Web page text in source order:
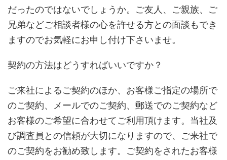
だったのではないでしょうか。ご友人、ご親族、ご
兄弟などご相談者様の心を許せる方との面談もでき
ますのでお気軽にお申し付け下さいませ。
契約の方法はどうすればいいですか？
ご来社によるご契約のほか、お客様ご指定の場所で
のご契約、メールでのご契約、郵送でのご契約など
お客様のご希望に合わせてご利用頂けます。当社及
び調査員との信頼が大切になりますので、ご来社で
のご契約をお勧め致します。ご契約をされたお客様